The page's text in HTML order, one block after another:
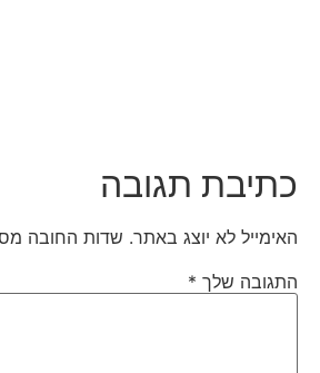
כתיבת תגובה
האימייל לא יוצג באתר. שדות החובה
התגובה שלך*